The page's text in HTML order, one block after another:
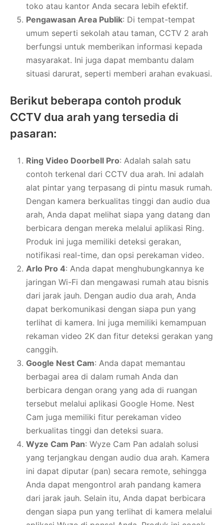
toko atau kantor Anda secara lebih efektif.
Pengawasan Area Publik: Di tempat-tempat
umum seperti sekolah atau taman, CCTV 2 arah
berfungsi untuk memberikan informasi kepada
masyarakat. Ini juga dapat membantu dalam
situasi darurat, seperti memberi arahan evakuasi.
Berikut beberapa contoh produk
CCTV dua arah yang tersedia di
pasaran:
Ring Video Doorbell Pro: Adalah salah satu
contoh terkenal dari CCTV dua arah. Ini adalah
alat pintar yang terpasang di pintu masuk rumah.
Dengan kamera berkualitas tinggi dan audio dua
arah, Anda dapat melihat siapa yang datang dan
berbicara dengan mereka melalui aplikasi Ring.
Produk ini juga memiliki deteksi gerakan,
notifikasi real-time, dan opsi perekaman video.
Arlo Pro 4: Anda dapat menghubungkannya ke
jaringan Wi-Fi dan mengawasi rumah atau bisnis
dari jarak jauh. Dengan audio dua arah, Anda
dapat berkomunikasi dengan siapa pun yang
terlihat di kamera. Ini juga memiliki kemampuan
rekaman video 2K dan fitur deteksi gerakan yang
canggih.
Google Nest Cam: Anda dapat memantau
berbagai area di dalam rumah Anda dan
berbicara dengan orang yang ada di ruangan
tersebut melalui aplikasi Google Home. Nest
Cam juga memiliki fitur perekaman video
berkualitas tinggi dan deteksi suara.
Wyze Cam Pan: Wyze Cam Pan adalah solusi
yang terjangkau dengan audio dua arah. Kamera
ini dapat diputar (pan) secara remote, sehingga
Anda dapat mengontrol arah pandang kamera
dari jarak jauh. Selain itu, Anda dapat berbicara
dengan siapa pun yang terlihat di kamera melalui